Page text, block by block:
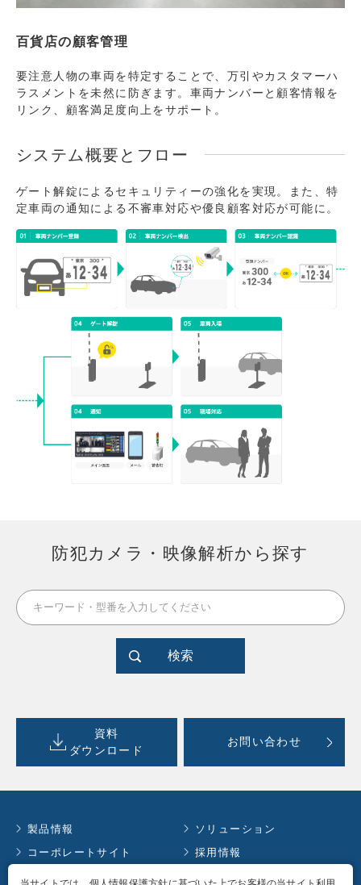
百貨店の顧客管理
要注意人物の車両を特定することで、万引やカスタマーハ
ラスメントを未然に防ぎます。車両ナンバーと顧客情報を
リンク、顧客満足度向上をサポート。
システム概要とフロー
ゲート解錠によるセキュリティーの強化を実現。また、特
定車両の通知による不審車対応や優良顧客対応が可能に。
防犯カメラ・映像解析から探す
検索
資料
ダウンロード
お問い合わせ
製品情報
ソリューション
コーポレートサイト
採用情報